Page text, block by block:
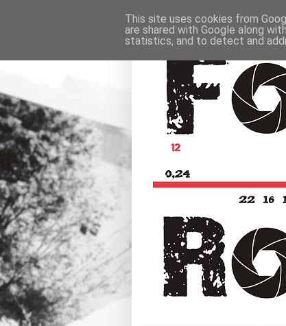
This site uses cookies from
are shared with Google along
statistics, and to detect and